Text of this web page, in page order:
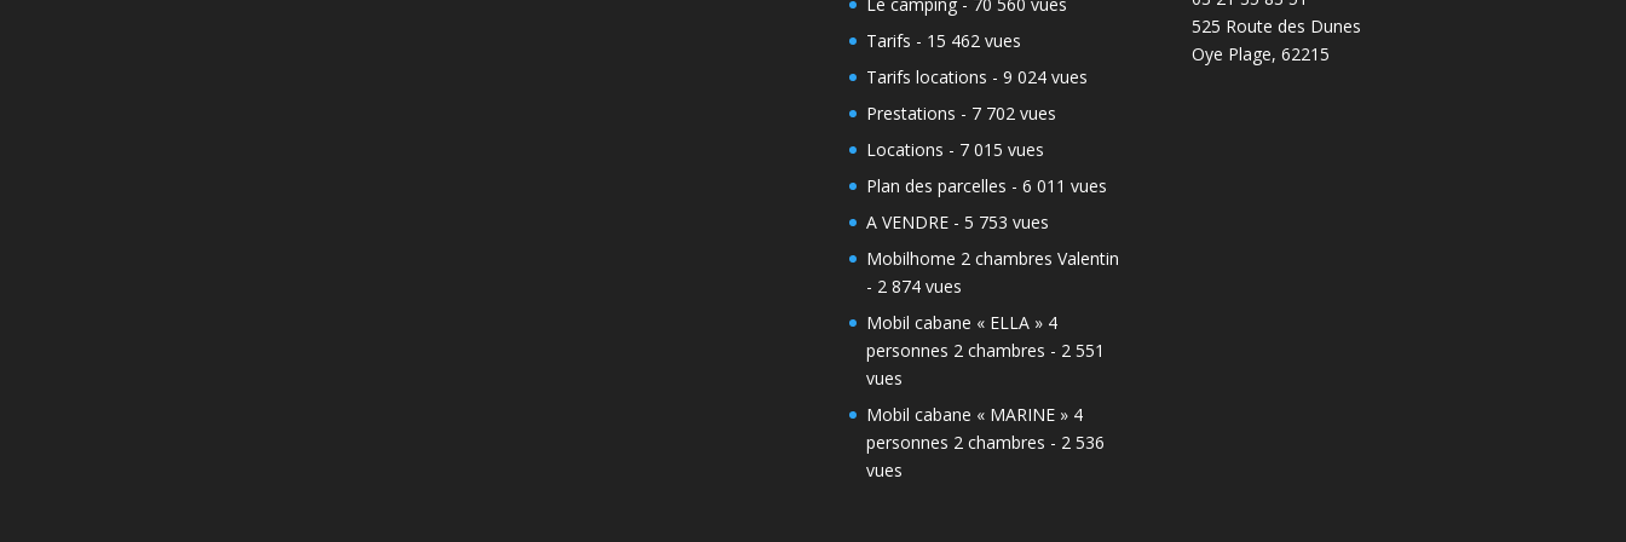
Tarifs - 15 462 vues
Tarifs locations - 9 024 vues
Prestations - 7 702 vues
Locations - 7 015 vues
Plan des parcelles - 6 011 vues
A VENDRE- 5 753 vues
Mobilhome 2 chambres Valentin
- 2 874 vues
Mobil cabane « ELLA » 4
personnes 2 chambres - 2 551
vues
Mobil cabane « MARINE » 4
personnes 2 chambres - 2 536
vues
525 Route des Dunes
Oye Plage,62215